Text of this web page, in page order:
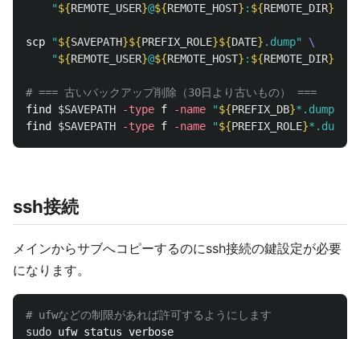
"${REMOTE_USER}@${REMOTE_HOST} : ${REMOTE_DIR}
scp "${SAVEPATH}${PREFIX_ROLE}${DATE} .dump"
\
"${REMOTE_USER}@${REMOTE_HOST} : ${REMOTE_DIR}
# === 古いバックアップ削除（30日より古いもの） ===
find $SAVEPATH -type f -name "${PREFIX_DB}*.dump"
find $SAVEPATH -type f -name "${PREFIX_ROLE}*.dump"
ssh接続
メインからサブへコピーするのにssh接続の鍵設定が必要
になります。
# ufwなどの制限があれば許可するようにします
sudo